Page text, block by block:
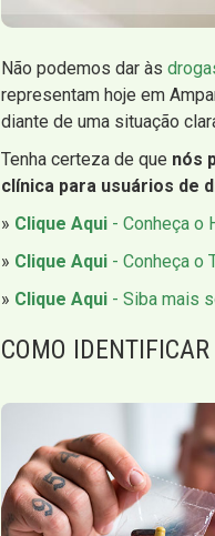
Não podemos dar às
representam hoje em
diante de uma situação
Tenha certeza de que nós
clínica para usuários de
» Clique Aqui - Conheça o
» Clique Aqui - Conheça o
» Clique Aqui - Siba mais
COMO